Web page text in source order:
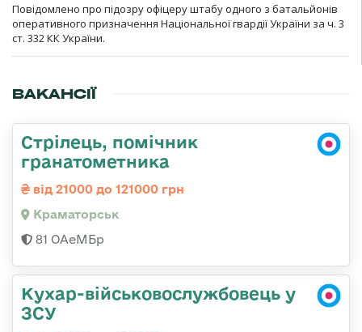
Повідомлено про підозру офіцеру штабу одного з батальйонів
оперативного призначення Національної гвардії України за ч. 3
ст. 332 КК України.
ВАКАНСІЇ
Стрілець, помічник
гранатометника
від 21000 до 121000 грн
Краматорськ
81 ОАеМБр
Кухар-військовослужбовець у
ЗСУ